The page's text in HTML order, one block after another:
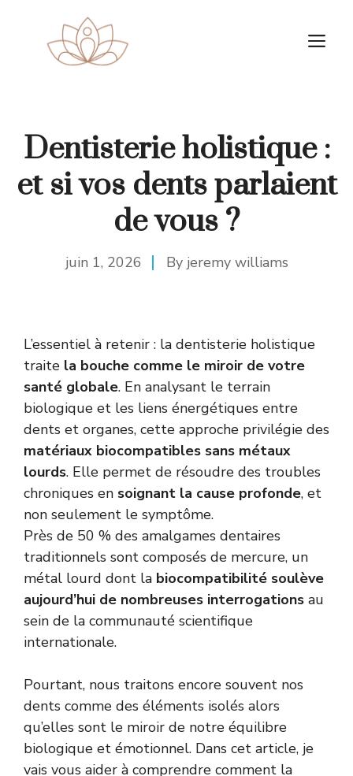
contenu
Dentisterie holistique :
et si vos dents parlaient
de vous ?
juin 1, 2026 By jeremy williams
L’essentiel à retenir : la dentisterie holistique
traite la bouche comme le miroir de votre
santé globale. En analysant le terrain
biologique et les liens énergétiques entre
dents et organes, cette approche privilégie des
matériaux biocompatibles sans métaux
lourds. Elle permet de résoudre des troubles
chroniques en soignant la cause profonde, et
non seulement le symptôme.
Près de 50 % des amalgames dentaires
traditionnels sont composés de mercure, un
métal lourd dont la biocompatibilité soulève
aujourd’hui de nombreuses interrogations au
sein de la communauté scientifique
internationale.
Pourtant, nous traitons encore souvent nos
dents comme des éléments isolés alors
qu’elles sont le miroir de notre équilibre
biologique et émotionnel. Dans cet article, je
vais vous aider à comprendre comment la